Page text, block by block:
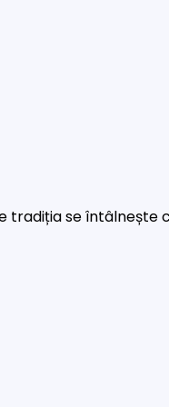
tradiția se întâlnește